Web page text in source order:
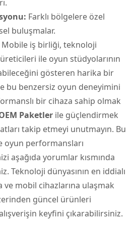
Farklı bölgelere özel
buluşmalar.
iş birliği, teknoloji
ile oyun stüdyolarının
gösteren harika bir
bu benzersiz oyun deneyimini
bir cihaza sahip olmak
Paketler ile güçlendirmek
takip etmeyi unutmayın. Bu
oyun performansları
aşağıda yorumlar kısmında
Teknoloji dünyasının en iddialı
ve mobil cihazlarına ulaşmak
güncel ürünleri
keyfini çıkarabilirsiniz.